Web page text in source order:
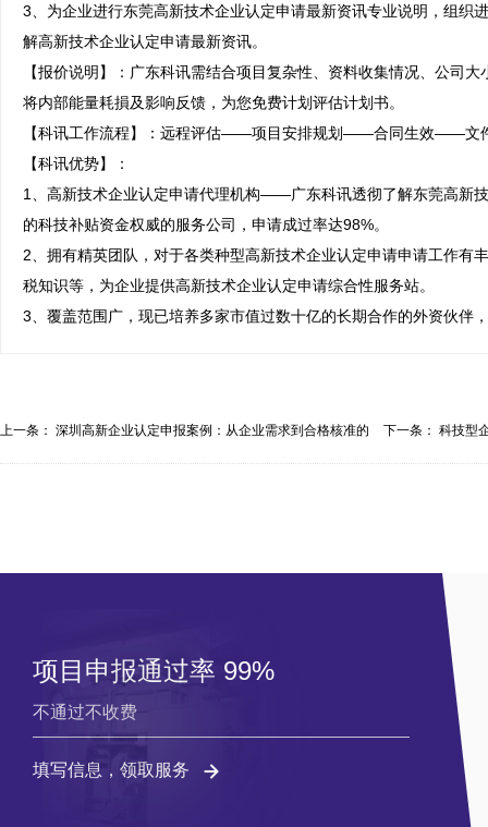
3、为企业进行东莞高新技术企业认定申请最新资讯专业说明，组织
解高新技术企业认定申请最新资讯。
【报价说明】：广东科讯需结合项目复杂性、资料收集情况、公司
将内部能量耗損及影响反馈，为您免费计划评估计划书。
【科讯工作流程】：远程评估——项目安排规划——合同生效——
【科讯优势】：
1、高新技术企业认定申请代理机构——广东科讯透彻了解东莞高新
的科技补贴资金权威的服务公司，申请成过率达98%。
2、拥有精英团队，对于各类种型高新技术企业认定申请申请工作有
税知识等，为企业提供高新技术企业认定申请综合性服务站。
3、覆盖范围广，现已培养多家市值过数十亿的长期合作的外资伙伴
上一条： 深圳高新企业认定申报案例：从企业需求到合格核准的
下一条： 科技型
项目申报通过率 99%
不通过不收费
填写信息，领取服务